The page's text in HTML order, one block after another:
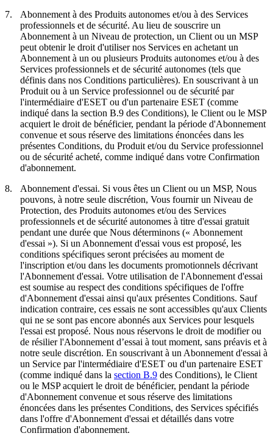
7.
Abonnement à des Produits autonomes et/ou à des Services
professionnels et de sécurité. Au lieu de souscrire un
Abonnement à un Niveau de protection, un Client ou un MSP
peut obtenir le droit d'utiliser nos Services en achetant un
Abonnement à un ou plusieurs Produits autonomes et/ou à des
Services professionnels et de sécurité autonomes (tels que
définis dans nos Conditions particulières). En souscrivant à un
Produit ou à un Service professionnel ou de sécurité par
l'intermédiaire d'ESET ou d'un partenaire ESET (comme
indiqué dans la section B.9 des Conditions), le Client ou le MSP
acquiert le droit de bénéficier, pendant la période d'Abonnement
convenue et sous réserve des limitations énoncées dans les
présentes Conditions, du Produit et/ou du Service professionnel
ou de sécurité acheté, comme indiqué dans votre Confirmation
d'abonnement.
8.
Abonnement d'essai. Si vous êtes un Client ou un MSP, Nous
pouvons, à notre seule discrétion, Vous fournir un Niveau de
Protection, des Produits autonomes et/ou des Services
professionnels et de sécurité autonomes à titre d'essai gratuit
pendant une durée que Nous déterminons (« Abonnement
d'essai »). Si un Abonnement d'essai vous est proposé, les
conditions spécifiques seront précisées au moment de
l'inscription et/ou dans les documents promotionnels décrivant
l'Abonnement d'essai. Votre utilisation de l'Abonnement d'essai
est soumise au respect des conditions spécifiques de l'offre
d'Abonnement d'essai ainsi qu'aux présentes Conditions. Sauf
indication contraire, ces essais ne sont accessibles qu'aux Clients
qui ne se sont pas encore abonnés aux Services pour lesquels
l'essai est proposé. Nous nous réservons le droit de modifier ou
de résilier l'Abonnement d’essai à tout moment, sans préavis et à
notre seule discrétion. En souscrivant à un Abonnement d'essai à
un Service par l'intermédiaire d'ESET ou d'un partenaire ESET
(comme indiqué dans la section B.9 des Conditions), le Client
ou le MSP acquiert le droit de bénéficier, pendant la période
d'Abonnement convenue et sous réserve des limitations
énoncées dans les présentes Conditions, des Services spécifiés
dans l'offre d'Abonnement d'essai et détaillés dans votre
Confirmation d'abonnement.